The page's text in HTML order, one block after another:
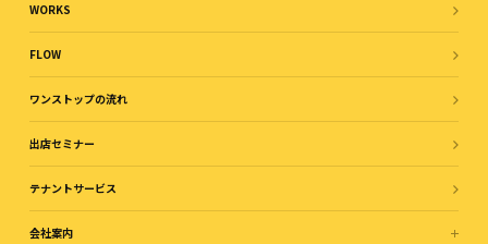
WORKS
FLOW
ワンストップの流れ
出店セミナー
テナントサービス
会社案内